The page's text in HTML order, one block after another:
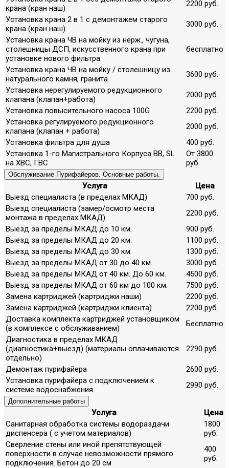
крана (кран наш)
2200 руб.
Установка крана 2 в 1 с демонтажем старого
крана (кран наш)
3000 руб.
Установка крана ЧВ на мойку из нерж., чугуна,
столешницы ДСП, искусственного крана при
установке нового фильтра
бесплатно
Установка крана ЧВ на мойку / столешницу из
натурального камня, гранита
3600 руб.
Установка нерегулируемого редукционного
клапана (клапан+работа)
2000 руб.
Установка повысительного насоса 100G
2200 руб.
Установка регулируемого редукционного
клапана (клапан + работа)
2000 руб.
Установка фильтра для душа
400 руб.
Установка 1-го Магистрального Корпуса ВВ, SL
на ХВС, ГВС
От 3800
руб.
Обслуживание Пурифайеров. Основные работы.
Услуга
Цена
Выезд специалиста (в пределах МКАД)
700 руб.
Выезд специалиста (замер/осмотр места
монтажа в пределах МКАД)
2200 руб.
Выезд за пределы МКАД до 10 км.
900 руб.
Выезд за пределы МКАД до 20 км.
1100 руб.
Выезд за пределы МКАД до 30 км.
1300 руб.
Выезд за пределы МКАД от 30 до 40 км.
3000 руб.
Выезд за пределы МКАД от 40 км. До 60 км.
4500 руб.
Выезд за пределы МКАД от 60 км до 100 км.
7500 руб.
Замена картриджей (картриджи наши)
2200 руб.
Замена картриджей (картриджи клиента)
2200 руб.
Доставка комплекта картриджей установщиком
(в комплексе с обслуживанием)
Бесплатно
Диагностика в пределах МКАД
(диагностика+выезд) (материалы оплачиваются
отдельно)
2290 руб.
Демонтаж пурифайера
2600 руб.
Установка пурифайера с подключением к
системе водоснабжения
2990 руб.
Дополнительные работы
Услуга
Цена
Санитарная обработка системы водораздачи
диспенсера ( с учетом материалов)
1800
руб.
Сверление стены или иной препятствующей
поверхности в случае невозможности прямого
подключения. Бетон до 20 см
400
руб.